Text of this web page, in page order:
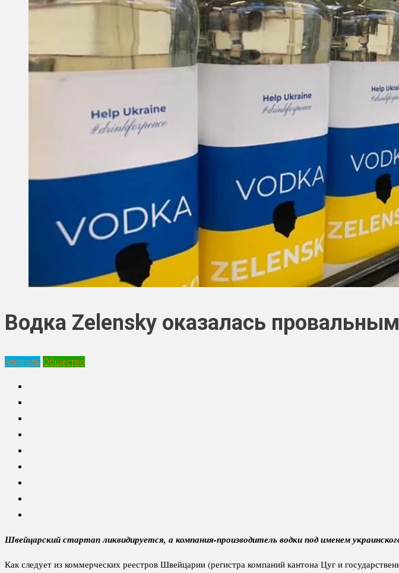
Водка Zelensky оказалась
Алкоголь Общество
Швейцарский стартап ликвидируется, а компания-производитель водки под именем
Как следует из коммерческих реестров Швейцарии (регистра компаний кантона Цуг и